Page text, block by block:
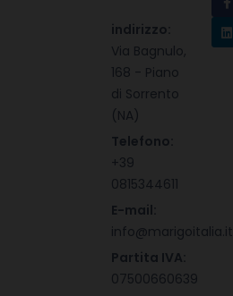
indirizzo:
Via Bagnulo,
168 - Piano
di Sorrento
(NA)
Telefono:
+39
0815344611
E-mail:
info@marigoitalia.it
Partita IVA:
07500660639